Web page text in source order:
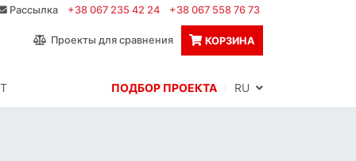
Рассылка +38 067 235 42 24 +38 067 558 76 73
Проекты для сравнения КОРЗИНА
ПОДБОР ПРОЕКТА